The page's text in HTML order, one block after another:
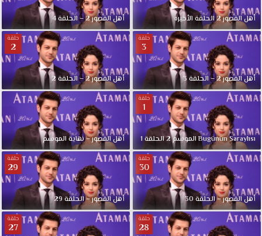
أهل القصور 2 الحلقة الأخيرة أهل القصور 2 – الحلقة 4
حلقة
3
أهل القصور 2 – الحلقة 3
حلقة
2
أهل القصور 2 – الحلقة 2
حلقة
1
Bugünün Saraylısı الموسم 2 الحلقة 1 أهل القصور – نهاية الموسم
حلقة
30
أهل القصور – الحلقة 30
حلقة
29
أهل القصور – الحلقة 29
حلقة
28
حلقة
27